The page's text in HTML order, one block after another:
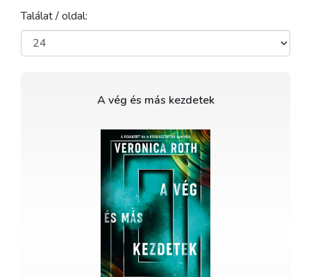
Találat / oldal:
A vég és más kezdetek